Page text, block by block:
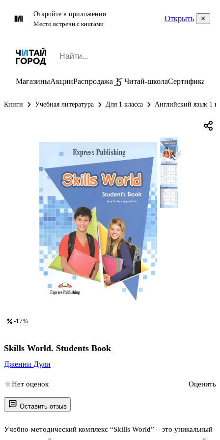
Откройте в приложении
Место встречи с книгами
Открыть
МагазиныАкцииРаспродажа Читай-школаСертификаты
Книги Учебная литература Для 1 класса Английский язык 1
Оставить отзыв
Учебно-методический комплекс “Skills World” – это уникальный
-17%
Skills World. Students Book
Дженни Дули
Нет оценок Оценить